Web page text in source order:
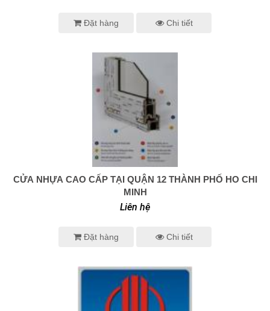
Đặt hàng Chi tiết
0938 414 005
CỬA NHỰA CAO CẤP TẠI QUẬN 12 THÀNH PHỐ HO CHI
MINH
Liên hệ
Đặt hàng Chi tiết